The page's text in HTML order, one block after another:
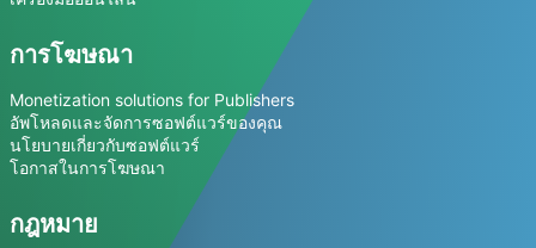
การโฆษณา
Monetization solutions for Publishers
อัพโหลดและจัดการซอฟต์แวร์ของคุณ
นโยบายเกี่ยวกับซอฟต์แวร์
โอกาสในการโฆษณา
กฎหมาย